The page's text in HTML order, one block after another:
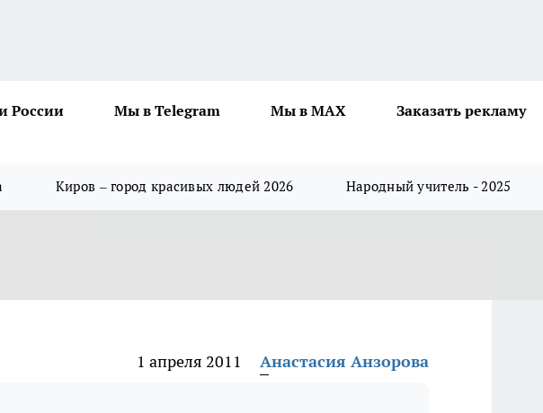
России Мы в Telegram Мы в MAX
Заказать рекламу
Киров – город красивых людей 2026 Народный учитель - 2025
1 апреля 2011 Анастасия Анзорова